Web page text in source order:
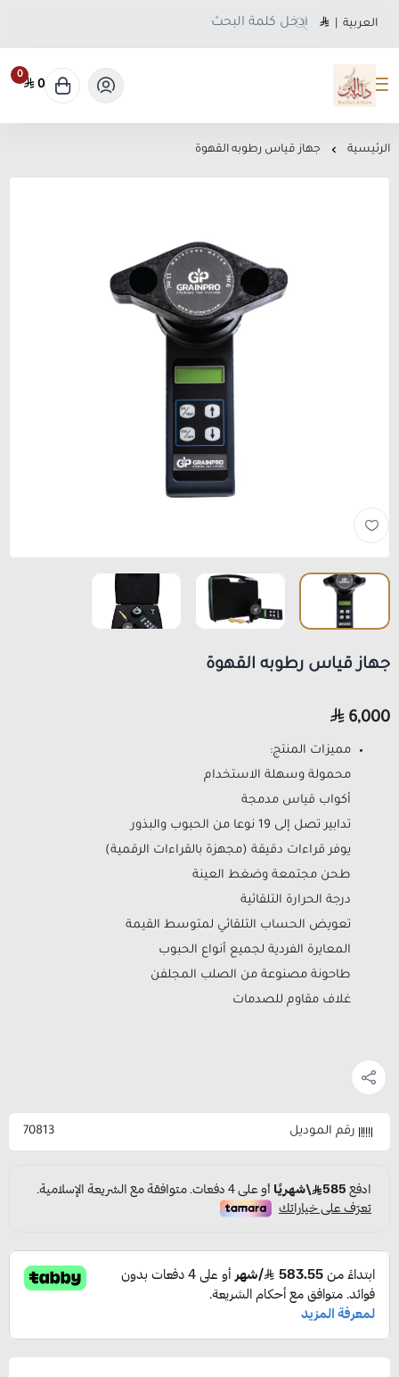
العربية
متجر دلة البن
0
0
الرئيسية جهاز قياس رطوبه القهوة
جهاز قياس رطوبه القهوة
6,000
مميزات المنتج:
محمولة وسهلة الاستخدام
أكواب قياس مدمجة
تدابير تصل إلى 19 نوعا من الحبوب والبذور
يوفر قراءات دقيقة (مجهزة بالقراءات الرقمية)
طحن مجتمعة وضغط العينة
درجة الحرارة التلقائية
تعويض الحساب التلقائي لمتوسط ​​القيمة
المعايرة الفردية لجميع أنواع الحبوب
طاحونة مصنوعة من الصلب المجلفن
غلاف مقاوم للصدمات
رقم الموديل 70813